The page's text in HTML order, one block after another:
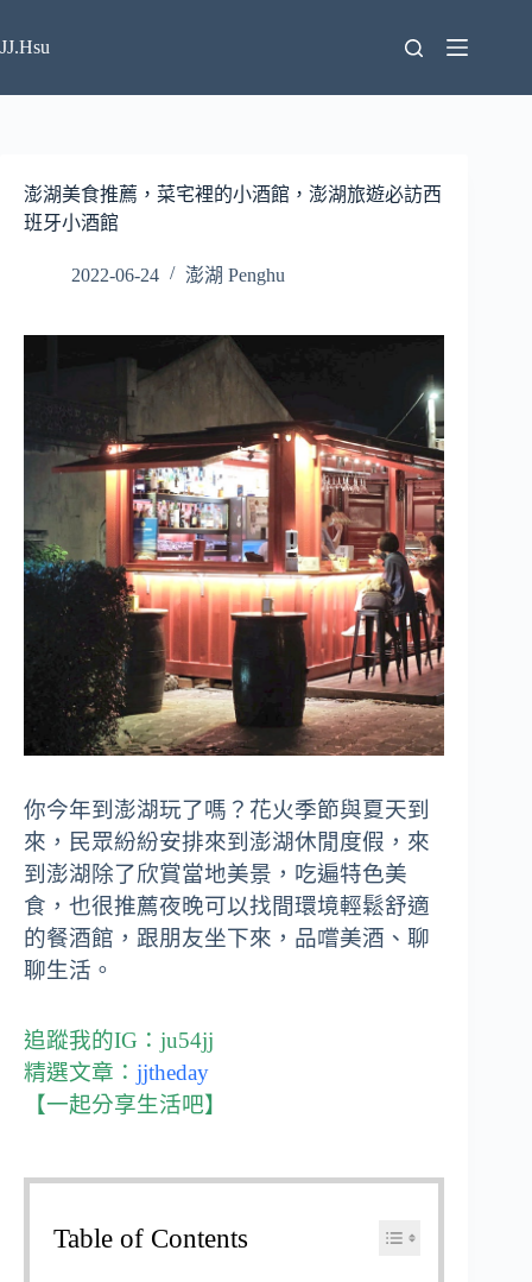
至
要
JJ.Hsu
澎湖美食推薦，菜宅裡的小酒館，澎湖旅遊必訪西
班牙小酒館
2022-06-24 澎湖 Penghu
你今年到澎湖玩了嗎？花火季節與夏天到
來，民眾紛紛安排來到澎湖休閒度假，來
到澎湖除了欣賞當地美景，吃遍特色美
食，也很推薦夜晚可以找間環境輕鬆舒適
的餐酒館，跟朋友坐下來，品嚐美酒、聊
聊生活。
追蹤我的IG： ju54jj
精選文章： jjtheday
【一起分享生活吧】
Table of Contents